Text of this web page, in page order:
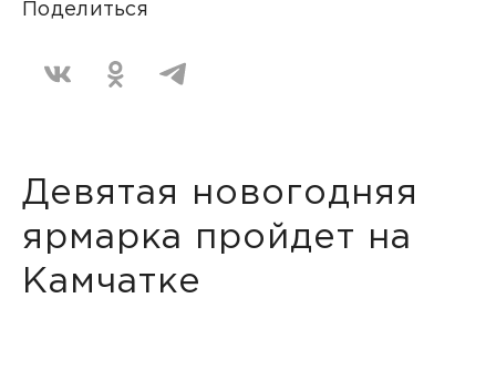
Поделиться
Девятая новогодняя
ярмарка пройдет на
Камчатке